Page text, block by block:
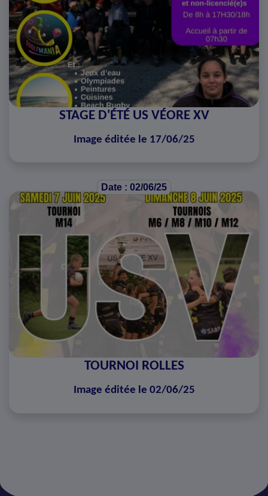
STAGE D'ÉTÉ US VÉORE XV
Image éditée le 17/06/25
Date : 02/06/25
TOURNOI ROLLES
Image éditée le 02/06/25